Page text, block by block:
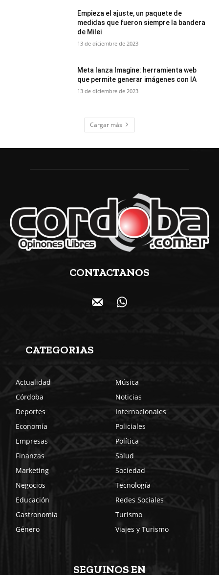
Empieza el ajuste, un paquete de
medidas que fueron siempre la bandera
de Milei
13 de diciembre de 2023
Meta lanza Imagine: herramienta web
que permite generar imágenes con IA
13 de diciembre de 2023
Cargar más
CONTACTANOS
CATEGORIAS
Actualidad
Córdoba
Deportes
Economía
Empresas
Finanzas
Marketing
Negocios
Educación
Gastronomía
Género
Música
Noticias
Internacionales
Policiales
Política
Salud
Sociedad
Tecnología
Redes Sociales
Turismo
Viajes y Turismo
SEGUINOS EN